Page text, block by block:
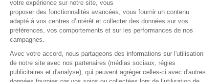
Quelle distance entre Camp Nou et centre-ville
Barcelone ?
On dit Nou Camp ou Camp Nou ?